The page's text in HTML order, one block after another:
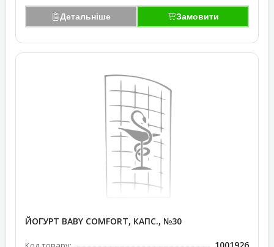
Детальніше Замовити
ЙОГУРТ BABY COMFORT, КАПС., №30